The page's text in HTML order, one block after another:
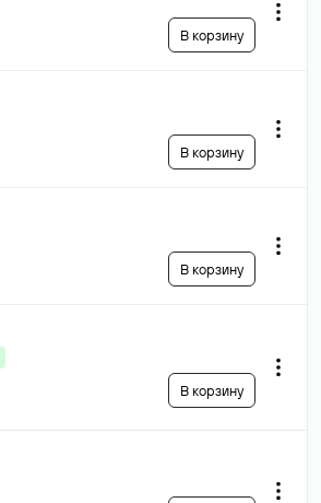
В корзину
В корзину
В корзину
В корзину